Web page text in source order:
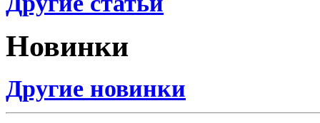
Новинки
Другие новинки